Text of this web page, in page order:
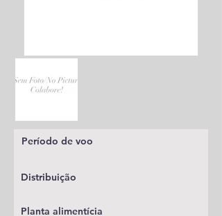
Período de voo
Distribuição
Planta alimentícia